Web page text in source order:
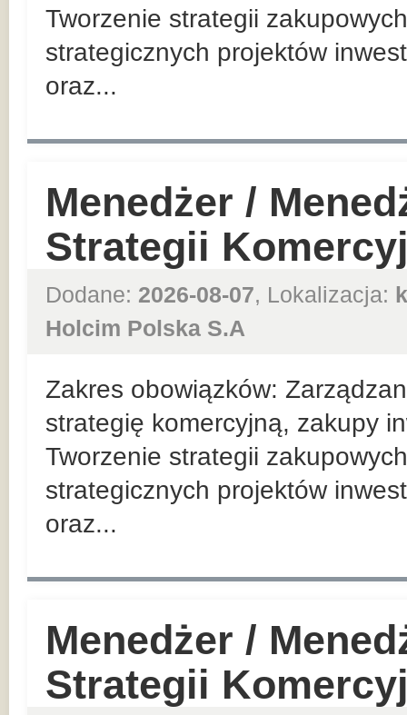
Tworzenie strategii
strategicznych projektów
oraz...
Menedżer /
Strategii
Dodane: 2026-08-07, Lokalizacja:
Holcim Polska S.A
Zakres obowiązków:
strategię komercyjną, zakupy
Tworzenie strategii
strategicznych projektów
oraz...
Menedżer /
Strategii